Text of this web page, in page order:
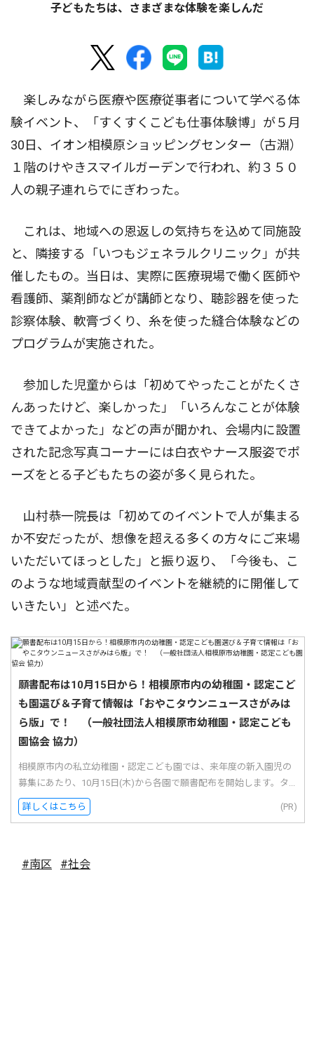
子どもたちは、さまざまな体験を楽しんだ
楽しみながら医療や医療従事者について学べる体
験イベント、「すくすくこども仕事体験博」が５月
30日、イオン相模原ショッピングセンター（古淵）
１階のけやきスマイルガーデンで行われ、約３５０
人の親子連れらでにぎわった。
これは、地域への恩返しの気持ちを込めて同施設
と、隣接する「いつもジェネラルクリニック」が共
催したもの。当日は、実際に医療現場で働く医師や
看護師、薬剤師などが講師となり、聴診器を使った
診察体験、軟膏づくり、糸を使った縫合体験などの
プログラムが実施された。
参加した児童からは「初めてやったことがたくさ
んあったけど、楽しかった」「いろんなことが体験
できてよかった」などの声が聞かれ、会場内に設置
された記念写真コーナーには白衣やナース服姿でポ
ーズをとる子どもたちの姿が多く見られた。
山村恭一院長は「初めてのイベントで人が集まる
か不安だったが、想像を超える多くの方々にご来場
いただいてほっとした」と振り返り、「今後も、こ
のような地域貢献型のイベントを継続的に開催して
いきたい」と述べた。
願書配布は10月15日から！相模原市内の幼稚園・認定こど
も園選び＆子育て情報は「おやこタウンニュースさがみは
ら版」で！ （一般社団法人相模原市幼稚園・認定こども
園協会 協力）
相模原市内の私立幼稚園・認定こども園では、来年度の新入園児の
募集にあたり、10月15日(木)から各園で願書配布を開始します。タ...
詳しくはこちら (PR)
#南区 #社会